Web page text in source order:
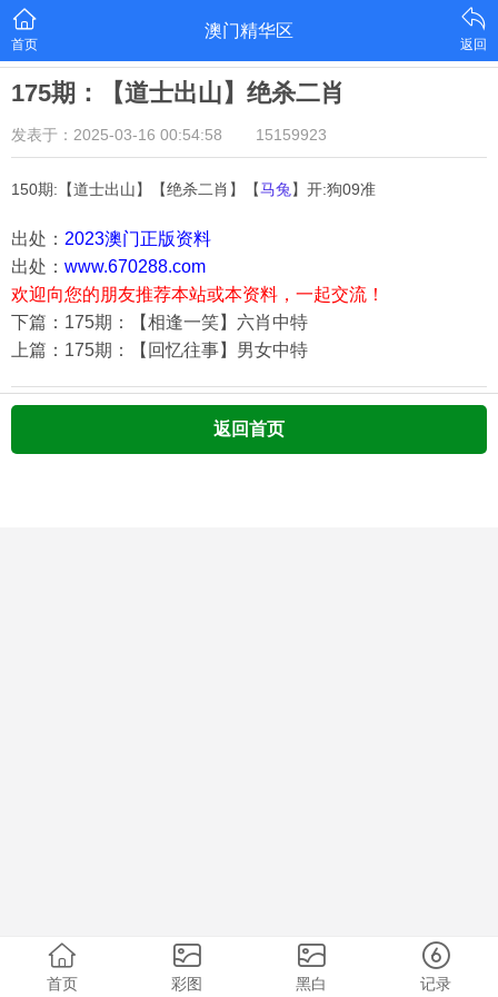
首页
澳门精华区
返回
175期：【道士出山】绝杀二肖
发表于：2025-03-16 00:54:58 15159923
150期:【道士出山】【绝杀二肖】【马兔 】开:狗09准
出处： 2023澳门正版资料
出处： www.670288.com
欢迎向您的朋友推荐本站或本资料，一起交流！
下篇：175期：【相逢一笑】六肖中特
上篇：175期：【回忆往事】男女中特
返回首页
首页 彩图 黑白 记录